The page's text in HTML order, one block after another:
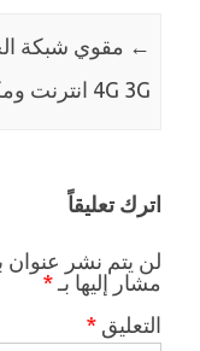
← مقوي شبكة
4G 3G انترنت ومكالمات
اترك تعليقاً
لن يتم نشر عنوان
مشار إليها بـ *
التعليق *